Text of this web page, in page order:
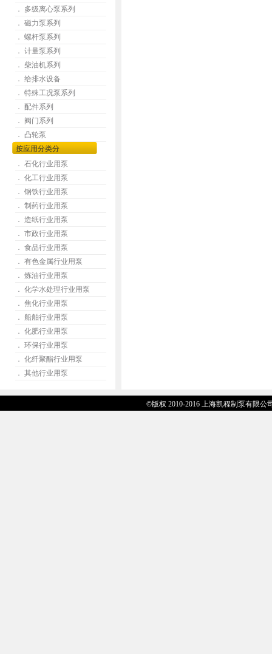
． 多级离心泵系列
． 磁力泵系列
． 螺杆泵系列
． 计量泵系列
． 柴油机系列
． 给排水设备
． 特殊工况泵系列
． 配件系列
． 阀门系列
． 凸轮泵
按应用分类分
． 石化行业用泵
． 化工行业用泵
． 钢铁行业用泵
． 制药行业用泵
． 造纸行业用泵
． 市政行业用泵
． 食品行业用泵
． 有色金属行业用泵
． 炼油行业用泵
． 化学水处理行业用泵
． 焦化行业用泵
． 船舶行业用泵
． 化肥行业用泵
． 环保行业用泵
． 化纤聚酯行业用泵
． 其他行业用泵
©版权 2010-2016 上海凯程制泵有限公